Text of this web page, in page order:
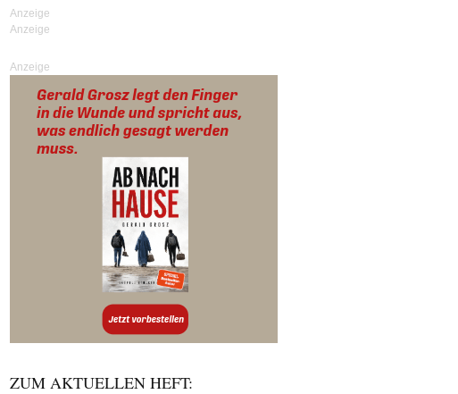
Anzeige
ZUM AKTUELLEN HEFT: